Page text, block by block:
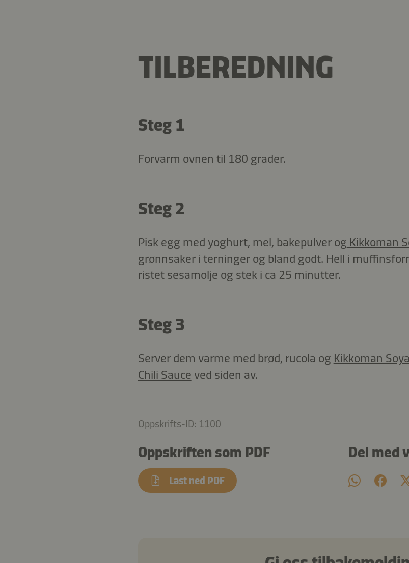
TILBEREDNING
Steg 1
Forvarm ovnen til 180 grader.
Steg 2
Pisk egg med yoghurt, mel, bakepulver og Kikkoman
grønnsaker i terninger og bland godt. Hell i
ristet sesamolje og stek i ca 25 minutter.
Steg 3
Server dem varme med brød, rucola og Kikkoman
Chili Sauce ved siden av.
Oppskrifts-ID: 1100
Oppskriften som PDF
Last ned PDF
Del med